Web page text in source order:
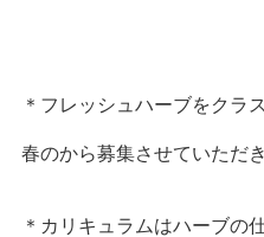
＊フレッシュハーブをクラ
春のから募集させていただき
＊カリキュラムはハーブの